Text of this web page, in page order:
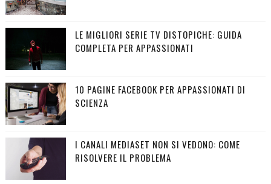
LE MIGLIORI SERIE TV DISTOPICHE: GUIDA
COMPLETA PER APPASSIONATI
10 PAGINE FACEBOOK PER APPASSIONATI DI
SCIENZA
I CANALI MEDIASET NON SI VEDONO: COME
RISOLVERE IL PROBLEMA